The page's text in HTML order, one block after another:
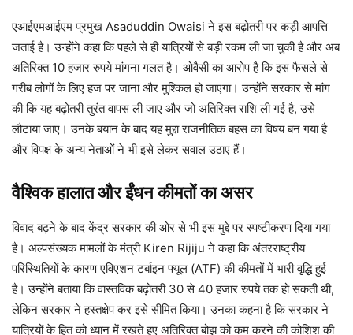
एआईएमआईएम प्रमुख Asaduddin Owaisi ने इस बढ़ोतरी पर कड़ी आपत्ति
जताई है। उन्होंने कहा कि पहले से ही यात्रियों से बड़ी रकम ली जा चुकी है और अब
अतिरिक्त 10 हजार रुपये मांगना गलत है। ओवैसी का आरोप है कि इस फैसले से
गरीब लोगों के लिए हज पर जाना और मुश्किल हो जाएगा। उन्होंने सरकार से मांग
की कि यह बढ़ोतरी तुरंत वापस ली जाए और जो अतिरिक्त राशि ली गई है, उसे
लौटाया जाए। उनके बयान के बाद यह मुद्दा राजनीतिक बहस का विषय बन गया है
और विपक्ष के अन्य नेताओं ने भी इसे लेकर सवाल उठाए हैं।
वैश्विक हालात और ईंधन कीमतों का असर
विवाद बढ़ने के बाद केंद्र सरकार की ओर से भी इस मुद्दे पर स्पष्टीकरण दिया गया
है। अल्पसंख्यक मामलों के मंत्री Kiren Rijiju ने कहा कि अंतरराष्ट्रीय
परिस्थितियों के कारण एविएशन टर्बाइन फ्यूल (ATF) की कीमतों में भारी वृद्धि हुई
है। उन्होंने बताया कि वास्तविक बढ़ोतरी 30 से 40 हजार रुपये तक हो सकती थी,
लेकिन सरकार ने हस्तक्षेप कर इसे सीमित किया। उनका कहना है कि सरकार ने
यात्रियों के हित को ध्यान में रखते हुए अतिरिक्त बोझ को कम करने की कोशिश की